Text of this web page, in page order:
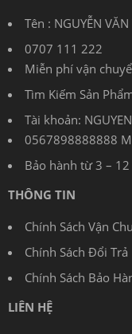
Tên : NGUYỄN VĂN
0707 111 222
Miễn phí vận
Tìm Kiếm Sản
Tài khoản:
0567898888888
Bảo hành từ 3 –
THÔNG TIN
Chính Sách Vận
Chính Sách Đổi Trả
Chính Sách Bảo
LIÊN HỆ